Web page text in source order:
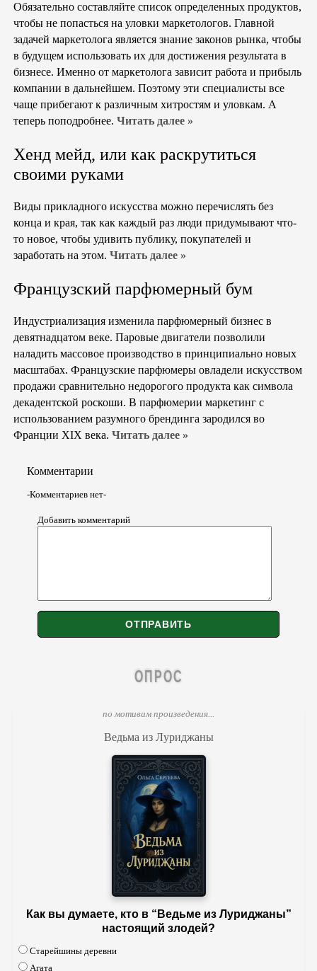
Обязательно составляйте список определенных продуктов,
чтобы не попасться на уловки маркетологов. Главной
задачей маркетолога является знание законов рынка, чтобы
в будущем использовать их для достижения результата в
бизнесе. Именно от маркетолога зависит работа и прибыль
компании в дальнейшем. Поэтому эти специалисты все
чаще прибегают к различным хитростям и уловкам. А
теперь поподробнее. Читать далее »
Хенд мейд, или как раскрутиться
своими руками
Виды прикладного искусства можно перечислять без
конца и края, так как каждый раз люди придумывают что-
то новое, чтобы удивить публику, покупателей и
заработать на этом. Читать далее »
Французский парфюмерный бум
Индустриализация изменила парфюмерный бизнес в
девятнадцатом веке. Паровые двигатели позволили
наладить массовое производство в принципиально новых
масштабах. Французские парфюмеры овладели искусством
продажи сравнительно недорогого продукта как символа
декадентской роскоши. В парфюмерии маркетинг с
использованием разумного брендинга зародился во
Франции XIX века. Читать далее »
Комментарии
-Комментариев нет-
Добавить комментарий
ОПРОС
по мотивам произведения...
Ведьма из Луриджаны
Как вы думаете, кто в “Ведьме из Луриджаны”
настоящий злодей?
Старейшины деревни
Агата